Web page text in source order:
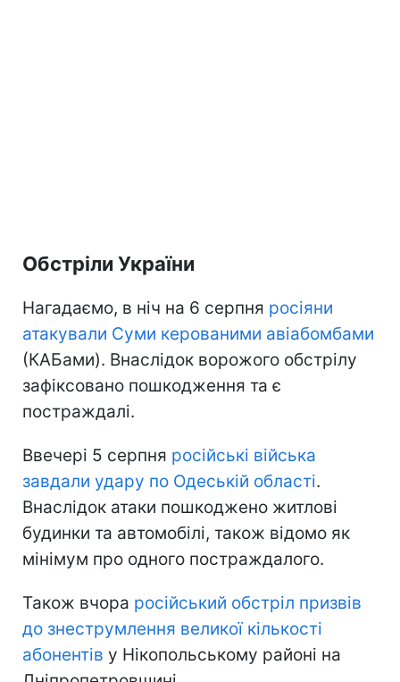
Обстріли України
Нагадаємо, в ніч на 6 серпня росіяни
атакували Суми керованими авіабомбами
(КАБами). Внаслідок ворожого обстрілу
зафіксовано пошкодження та є
постраждалі.
Ввечері 5 серпня російські війська
завдали удару по Одеській області.
Внаслідок атаки пошкоджено житлові
будинки та автомобілі, також відомо як
мінімум про одного постраждалого.
Також вчора російський обстріл призвів
до знеструмлення великої кількості
абонентів у Нікопольському районі на